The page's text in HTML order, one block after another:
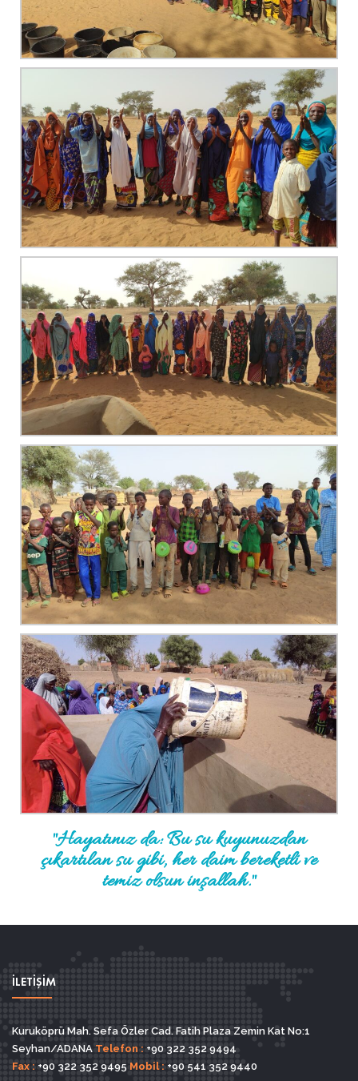
"Hayatınız da: Bu su kuyunuzdan
çıkartılan su gibi, her daim bereketli ve
temiz olsun inşallah."
İLETİŞİM
Kuruköprü Mah. Sefa Özler Cad. Fatih Plaza Zemin Kat No:1
Seyhan/ADANA Telefon : +90 322 352 9494
Fax : +90 322 352 9495 Mobil : +90 541 352 9440